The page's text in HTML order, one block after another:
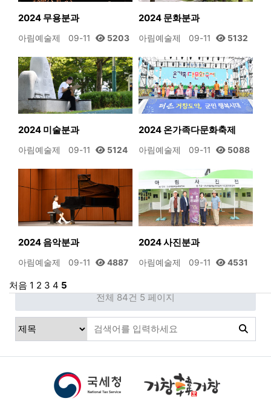
2024 무용분과
아림예술제 09-11 5203
2024 문화분과
아림예술제 09-11 5132
2024 미술분과
아림예술제 09-11 5124
2024 온가족다문화축제
아림예술제 09-11 5088
2024 음악분과
아림예술제 09-11 4887
2024 사진분과
아림예술제 09-11 4531
처음 1 2 3 4 5
전체 84건 5 페이지